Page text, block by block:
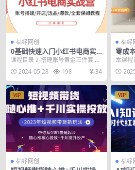
福缘网创
0基础快速入门小红书电商实
战营：账号搭建/开店/选品/爆
款/全套保姆教程
课程目录 2-搭建账号黄金三件套.m
p4 3-个人店与企业店的区别mp4 4-
开...2024-05-28 198 34
福缘
零成
开店
AI专
本课程
店等平
从店铺
VIP
福缘网创
VIP
福缘